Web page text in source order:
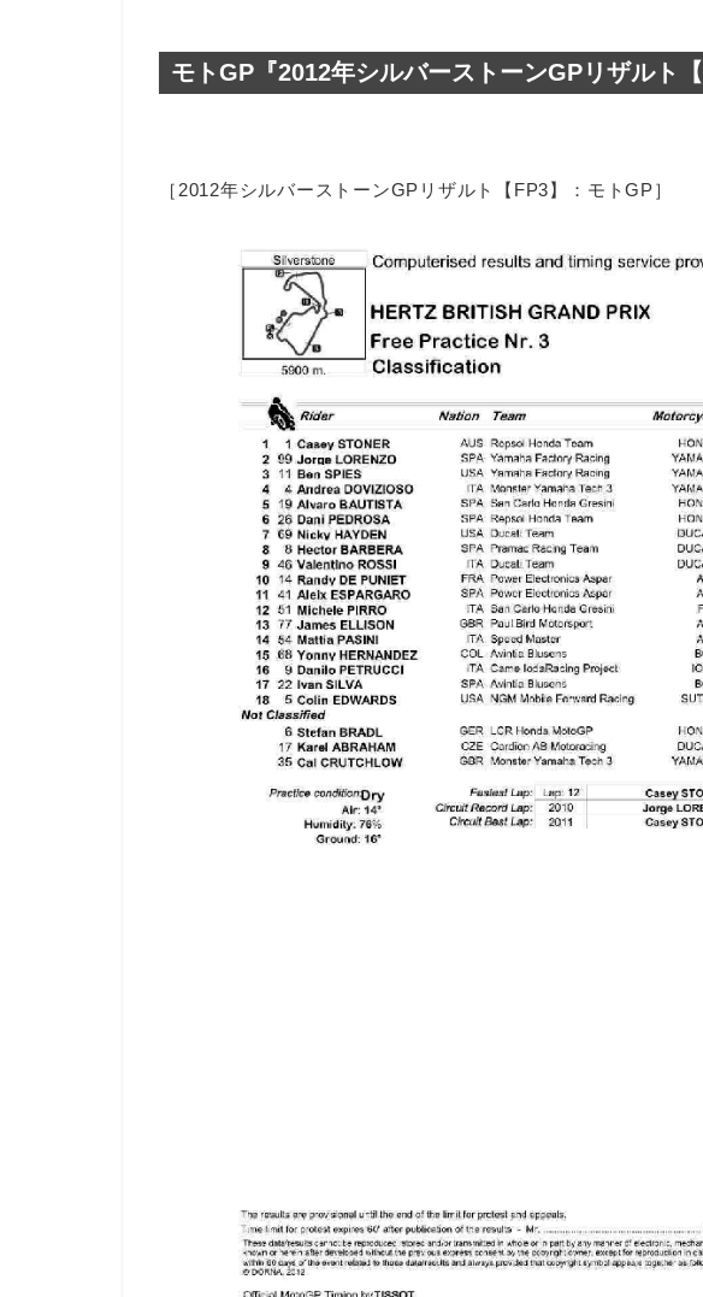
モトGP『2012年シルバーストーンGPリザルト【
［2012年シルバーストーンGPリザルト【FP3】：モトGP］